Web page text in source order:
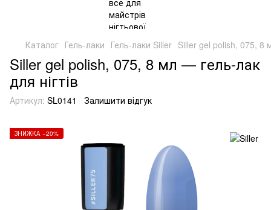
Каталог Гель-лаки Гель-лаки Siller Siller gel polish, 075, 8
Siller gel polish, 075, 8 мл — гель-лак
для нігтів
Артикул: SL0141 Залишити відгук
ЗНИЖКА −20%